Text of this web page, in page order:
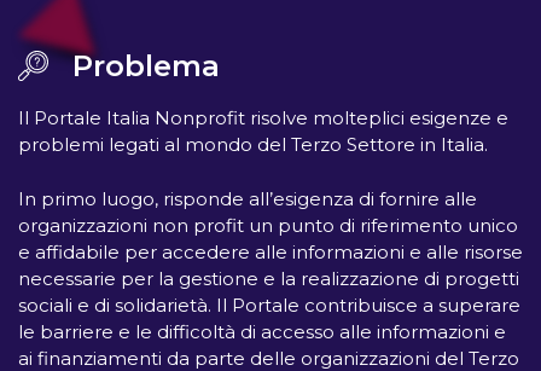
Problema
Il Portale Italia Nonprofit risolve molteplici esigenze e
problemi legati al mondo del Terzo Settore in Italia.
In primo luogo, risponde all’esigenza di fornire alle
organizzazioni non profit un punto di riferimento unico
e affidabile per accedere alle informazioni e alle risorse
necessarie per la gestione e la realizzazione di progetti
sociali e di solidarietà. Il Portale contribuisce a superare
le barriere e le difficoltà di accesso alle informazioni e
ai finanziamenti da parte delle organizzazioni del Terzo